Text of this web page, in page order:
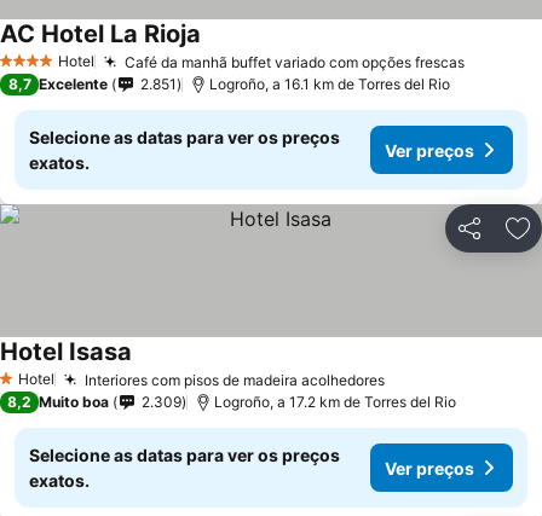
4 EstrelasHotel Café da manhã buffet variado com opções frescas
AC Hotel La Rioja
8,7 Excelente 2.851 Logroño, a 16.1 km de Torres del Rio
Selecione as datas para ver os preços
exatos.
Ver preços
Partilhar
1 Estrelas
Hotel Interiores com pisos de madeira acolhedores
Hotel Isasa
8,2 Muito boa 2.309 Logroño, a 17.2 km de Torres del Rio
Selecione as datas para ver os preços
exatos.
Ver preços